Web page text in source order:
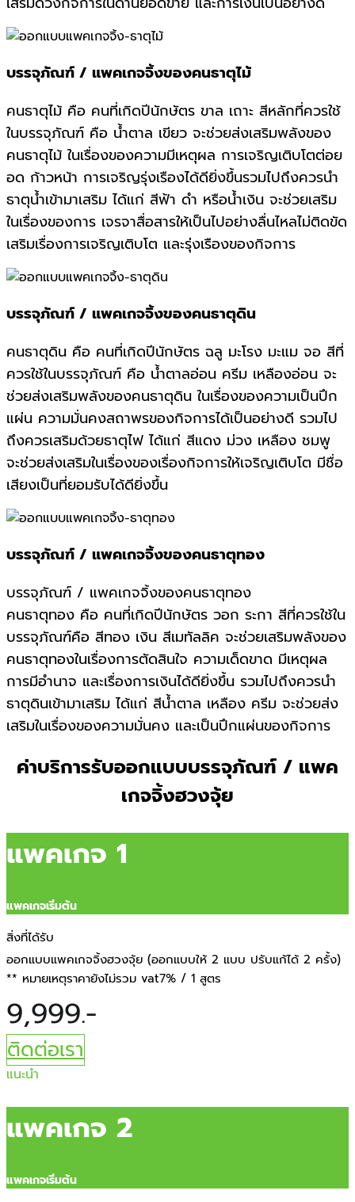
บรรจุภัณฑ์ / แพคเกจจิ้งของคนธาตุไม้
คนธาตุไม้ คือ คนที่เกิดปีนักษัตร ขาล เถาะ สีหลักที่ควรใช้
ในบรรจุภัณฑ์ คือ น้ำตาล เขียว จะช่วยส่งเสริมพลังของ
คนธาตุไม้ ในเรื่องของความมีเหตุผล การเจริญเติบโตต่อย
อด ก้าวหน้า การเจริญรุ่งเรืองได้ดียิ่งขึ้นรวมไปถึงควรนำ
ธาตุน้ำเข้ามาเสริม ได้แก่ สีฟ้า ดำ หรือน้ำเงิน จะช่วยเสริม
ในเรื่องของการ เจรจาสื่อสารให้เป็นไปอย่างลื่นไหลไม่ติดขัด
เสริมเรื่องการเจริญเติบโต และรุ่งเรืองของกิจการ
บรรจุภัณฑ์ / แพคเกจจิ้งของคนธาตุดิน
คนธาตุดิน คือ คนที่เกิดปีนักษัตร ฉลู มะโรง มะแม จอ สีที่
ควรใช้ในบรรจุภัณฑ์ คือ น้ำตาลอ่อน ครีม เหลืองอ่อน จะ
ช่วยส่งเสริมพลังของคนธาตุดิน ในเรื่องของความเป็นปึก
แผ่น ความมั่นคงสถาพรของกิจการได้เป็นอย่างดี รวมไป
ถึงควรเสริมด้วยธาตุไฟ ได้แก่ สีแดง ม่วง เหลือง ชมพู
จะช่วยส่งเสริมในเรื่องของเรื่องกิจการให้เจริญเติบโต มีชื่อ
เสียงเป็นที่ยอมรับได้ดียิ่งขึ้น
บรรจุภัณฑ์ / แพคเกจจิ้งของคนธาตุทอง
บรรจุภัณฑ์ / แพคเกจจิ้งของคนธาตุทอง
คนธาตุทอง คือ คนที่เกิดปีนักษัตร วอก ระกา สีที่ควรใช้ใน
บรรจุภัณฑ์คือ สีทอง เงิน สีเมทัลลิค จะช่วยเสริมพลังของ
คนธาตุทองในเรื่องการตัดสินใจ ความเด็ดขาด มีเหตุผล
การมีอำนาจ และเรื่องการเงินได้ดียิ่งขึ้น รวมไปถึงควรนำ
ธาตุดินเข้ามาเสริม ได้แก่ สีน้ำตาล เหลือง ครีม จะช่วยส่ง
เสริมในเรื่องของความมั่นคง และเป็นปึกแผ่นของกิจการ
ค่าบริการรับออกแบบบรรจุภัณฑ์ / แพค
เกจจิ้งฮวงจุ้ย
แพคเกจ 1
แพคเกจเริ่มต้น
สิ่งที่ได้รับ
ออกแบบแพคเกจจิ้งฮวงจุ้ย (ออกแบบให้ 2 แบบ ปรับแก้ได้ 2 ครั้ง)
** หมายเหตุราคายังไม่รวม vat7% / 1 สูตร
9,999.-
ติดต่อเรา
แนะนำ
แพคเกจ 2
แพคเกจเริ่มต้น